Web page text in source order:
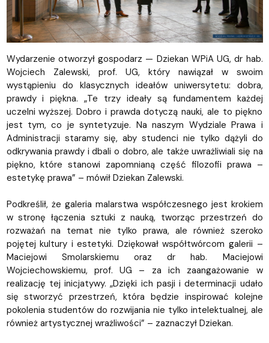
Wydarzenie otworzył gospodarz — Dziekan WPiA UG, dr hab.
Wojciech Zalewski, prof. UG, który nawiązał w swoim
wystąpieniu do klasycznych ideałów uniwersytetu: dobra,
prawdy i piękna. „Te trzy ideały są fundamentem każdej
uczelni wyższej. Dobro i prawda dotyczą nauki, ale to piękno
jest tym, co je syntetyzuje. Na naszym Wydziale Prawa i
Administracji staramy się, aby studenci nie tylko dążyli do
odkrywania prawdy i dbali o dobro, ale także uwrażliwiali się na
piękno, które stanowi zapomnianą część filozofii prawa –
estetykę prawa” – mówił Dziekan Zalewski.
Podkreślił, że galeria malarstwa współczesnego jest krokiem
w stronę łączenia sztuki z nauką, tworząc przestrzeń do
rozważań na temat nie tylko prawa, ale również szeroko
pojętej kultury i estetyki. Dziękował współtwórcom galerii –
Maciejowi Smolarskiemu oraz dr hab. Maciejowi
Wojciechowskiemu, prof. UG – za ich zaangażowanie w
realizację tej inicjatywy. „Dzięki ich pasji i determinacji udało
się stworzyć przestrzeń, która będzie inspirować kolejne
pokolenia studentów do rozwijania nie tylko intelektualnej, ale
również artystycznej wrażliwości” – zaznaczył Dziekan.